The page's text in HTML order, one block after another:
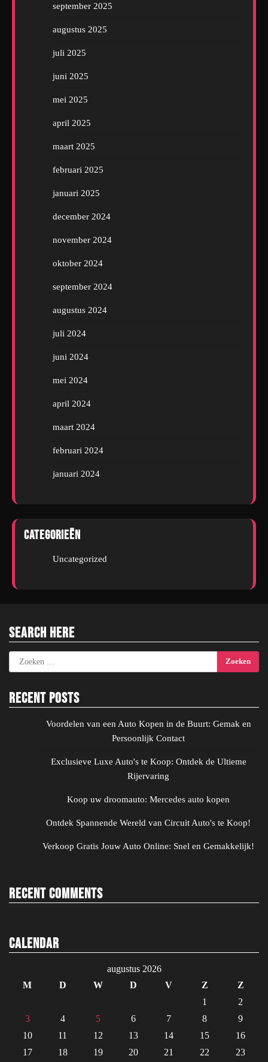
september 2025
augustus 2025
juli 2025
juni 2025
mei 2025
april 2025
maart 2025
februari 2025
januari 2025
december 2024
november 2024
oktober 2024
september 2024
augustus 2024
juli 2024
juni 2024
mei 2024
april 2024
maart 2024
februari 2024
januari 2024
Categorieën
Uncategorized
Search Here
Zoeken
naar:
Recent Posts
Voordelen van een Auto Kopen in de Buurt: Gemak en
Persoonlijk Contact
Exclusieve Luxe Auto's te Koop: Ontdek de Ultieme
Rijervaring
Koop uw droomauto: Mercedes auto kopen
Ontdek Spannende Wereld van Circuit Auto's te Koop!
Verkoop Gratis Jouw Auto Online: Snel en Gemakkelijk!
Recent Comments
Calendar
augustus 2026
M
D W D V Z
Z
1
2
3
4 5 6 7 8
9
10
11 12 13 14 15
16
17
18 19 20 21 22 23